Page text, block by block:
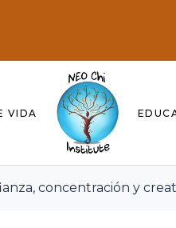
VIDA
concentración y